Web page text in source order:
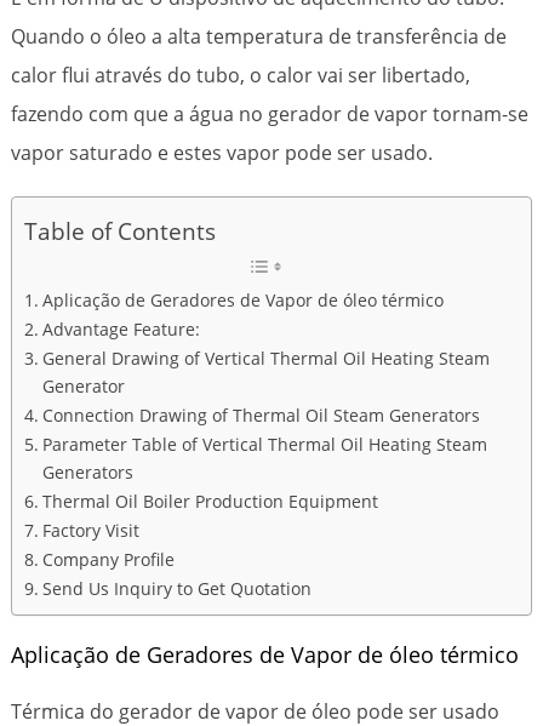
Quando o óleo a alta temperatura de transferência de
calor flui através do tubo, o calor vai ser libertado,
fazendo com que a água no gerador de vapor tornam-se
vapor saturado e estes vapor pode ser usado.
Table of Contents
Aplicação de Geradores de Vapor de óleo térmico
Advantage Feature:
General Drawing of Vertical Thermal Oil Heating Steam
Generator
Connection Drawing of Thermal Oil Steam Generators
Parameter Table of Vertical Thermal Oil Heating Steam
Generators
Thermal Oil Boiler Production Equipment
Factory Visit
Company Profile
Send Us Inquiry to Get Quotation
Aplicação de Geradores de Vapor de óleo térmico
Térmica do gerador de vapor de óleo pode ser usado